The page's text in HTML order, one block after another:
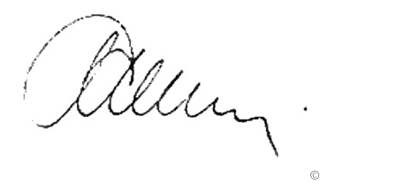
©